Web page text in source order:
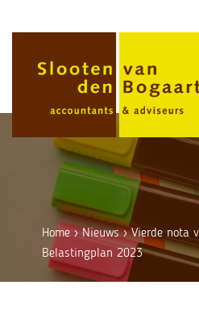
Home›Nieuws›Vierde nota
Belastingplan 2023